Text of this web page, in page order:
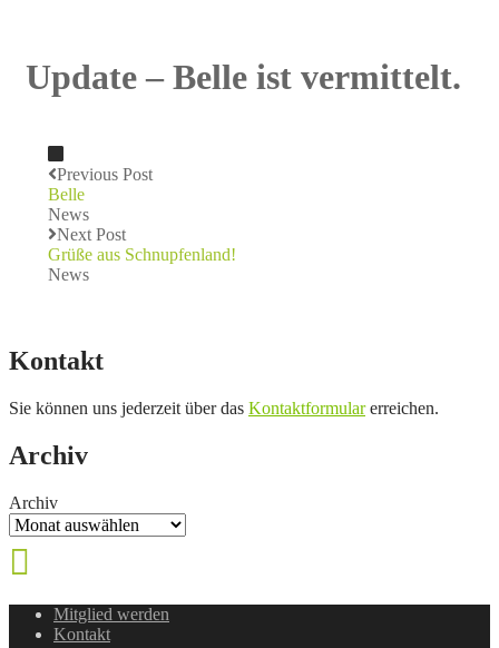
Update – Belle ist vermittelt.
Previous Post
Belle
News
Next Post
Grüße aus Schnupfenland!
News
Kontakt
Sie können uns jederzeit über das Kontaktformularerreichen.
Archiv
Archiv
Mitglied werden
Kontakt